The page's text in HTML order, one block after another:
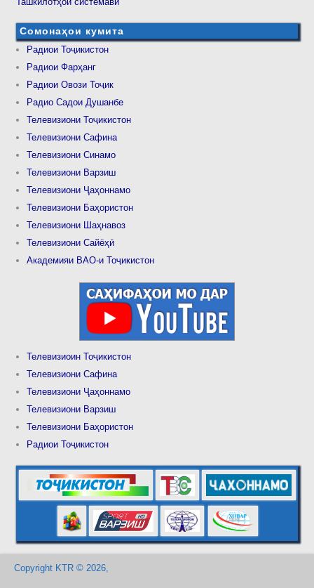
Сомонаҳои кумита
Радиои Тоҷикистон
Радиои Фарҳанг
Радиои Овози Тоҷик
Радио Садои Душанбе
Телевизиони Тоҷикистон
Телевизиони Сафина
Телевизиони Синамо
Телевизиони Варзиш
Телевизиони Ҷаҳоннамо
Телевизиони Баҳористон
Телевизиони Шаҳнавоз
Телевизиони Сайёҳӣ
Академияи ВАО-и Тоҷикистон
Телевизиоин Тоҷикистон
Телевизиони Сафина
Телевизиони Ҷаҳоннамо
Телевизиони Варзиш
Телевизиони Баҳористон
Радиои Тоҷикистон
Copyright KTR © 2026,